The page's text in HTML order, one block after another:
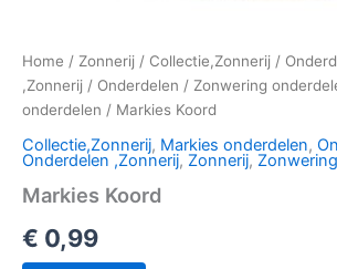
Home / Zonnerij / Collectie,Zonnerij /
,Zonnerij / Onderdelen / Zonwering
onderdelen / Markies Koord
Collectie,Zonnerij, Markies onderdelen,
Onderdelen ,Zonnerij, Zonnerij,
Markies Koord
€ 0,99